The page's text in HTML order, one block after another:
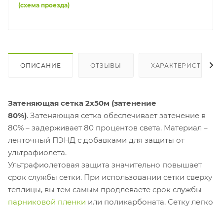
(схема проезда)
ОПИСАНИЕ ОТЗЫВЫ ХАРАКТЕРИСТИКИ
Затеняющая сетка 2х50м (затенение
80%). Затеняющая сетка обеспечивает затенение в
80% – задерживает 80 процентов света. Материал –
ленточный ПЭНД с добавками для защиты от
ультрафиолета.
Ультрафиолетовая защита значительно повышает
срок службы сетки. При использовании сетки сверху
теплицы, вы тем самым продлеваете срок службы
парниковой пленки или поликарбоната. Сетку легко